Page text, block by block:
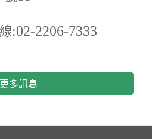
:02-2206-7333
更多訊息